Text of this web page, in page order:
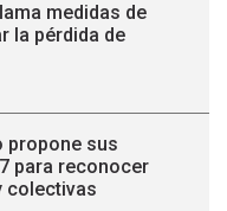
medidas de
la pérdida de
propone sus
para reconocer
colectivas